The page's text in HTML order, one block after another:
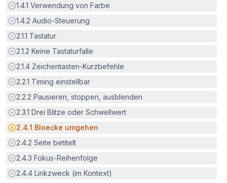
Erfüllt:
1.4.1 Verwendung von Farbe
Erfüllt:
1.4.2 Audio-Steuerung
Erfüllt:
2.1.1 Tastatur
Erfüllt:
2.1.2 Keine Tastaturfalle
Erfüllt:
2.1.4 Zeichentasten-Kurzbefehle
Erfüllt:
2.2.1 Timing einstellbar
Erfüllt:
2.2.2 Pausieren, stoppen, ausblenden
Erfüllt:
2.3.1 Drei Blitze oder Schwellwert
Potenzielle Barriere:
2.4.1 Bloecke umgehen
Erfüllt:
2.4.2 Seite betitelt
Erfüllt:
2.4.3 Fokus-Reihenfolge
Erfüllt:
2.4.4 Linkzweck (im Kontext)